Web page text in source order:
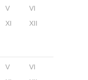
V
VI
XI XII
V
VI